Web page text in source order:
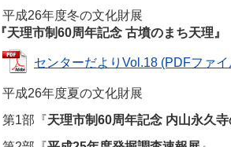
平成26年度冬の文化財展
『天理市制60周年記念 古墳のまち天理』
センターだよりVol.18 (PDFファ
平成26年度夏の文化財展
第1部『天理市制60周年記念 内山永久寺